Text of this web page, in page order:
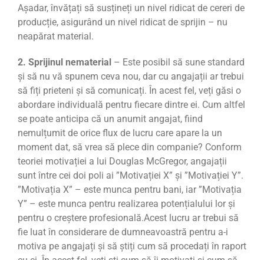
Așadar, învățați să susțineți un nivel ridicat de cereri de
producție, asigurând un nivel ridicat de sprijin – nu
neapărat material.
2. Sprijinul nematerial – Este posibil să sune standard
și să nu vă spunem ceva nou, dar cu angajații ar trebui
să fiți prieteni și să comunicați. În acest fel, veți găsi o
abordare individuală pentru fiecare dintre ei. Cum altfel
se poate anticipa că un anumit angajat, fiind
nemulțumit de orice flux de lucru care apare la un
moment dat, să vrea să plece din companie? Conform
teoriei motivației a lui Douglas McGregor, angajații
sunt între cei doi poli ai ”Motivației X” și ”Motivației Y”.
”Motivația X” – este munca pentru bani, iar ”Motivația
Y” – este munca pentru realizarea potențialului lor și
pentru o creștere profesională.Acest lucru ar trebui să
fie luat în considerare de dumneavoastră pentru a-i
motiva pe angajați și să știți cum să procedați în raport